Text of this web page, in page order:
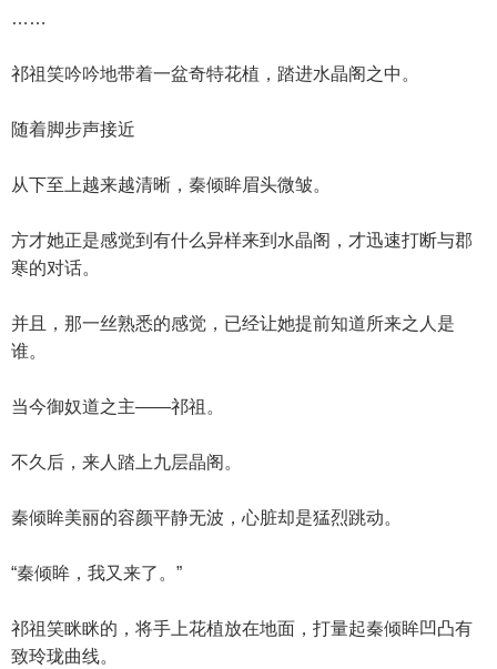
……
祁祖笑吟吟地带着一盆奇特花植，踏进水晶阁之中。
随着脚步声接近
从下至上越来越清晰，秦倾眸眉头微皱。
方才她正是感觉到有什么异样来到水晶阁，才迅速打断与郡
寒的对话。
并且，那一丝熟悉的感觉，已经让她提前知道所来之人是
谁。
当今御奴道之主——祁祖。
不久后，来人踏上九层晶阁。
秦倾眸美丽的容颜平静无波，心脏却是猛烈跳动。
“秦倾眸，我又来了。”
祁祖笑眯眯的，将手上花植放在地面，打量起秦倾眸凹凸有
致玲珑曲线。